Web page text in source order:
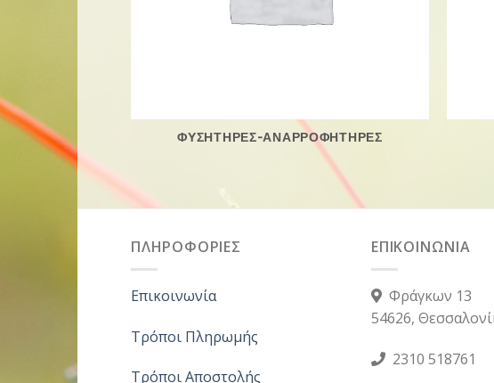
ΦΥΣΗΤΗΡΕΣ-ΑΝΑΡΡΟΦΗΤΗΡΕΣ
ΠΛΗΡΟΦΟΡΙΕΣ
Επικοινωνία
Τρόποι Πληρωμής
Τρόποι Αποστολής
ΕΠΙΚΟΙΝΩΝΙΑ
Φράγκων 13
54626,
2310 518761